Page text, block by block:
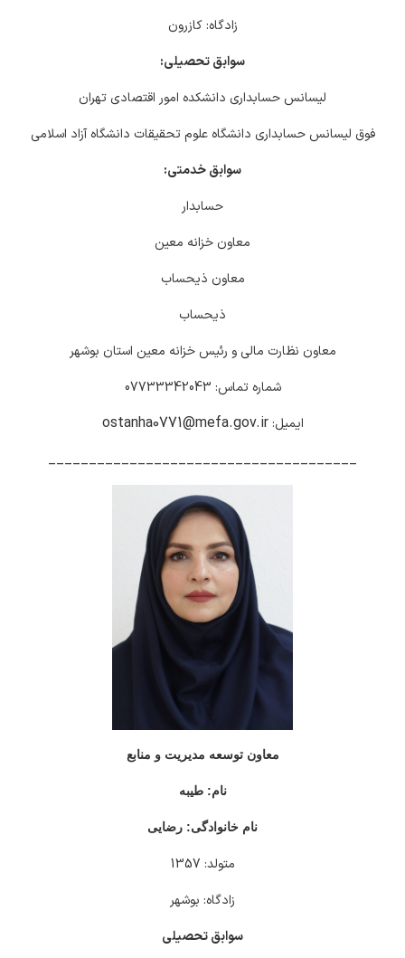
زادگاه: کازرون
سوابق تحصیلی:
لیسانس حسابداری دانشکده امور اقتصادی تهران
فوق لیسانس حسابداری دانشگاه علوم تحقیقات دانشگاه آزاد اسلامی
سوابق خدمتی:
حسابدار
معاون خزانه معین
معاون ذیحساب
ذیحساب
معاون نظارت مالی و رئیس خزانه معین استان بوشهر
شماره تماس: 07733342043
ایمیل:ostanha0771@mefa.gov.ir
______________________________________
معاون توسعه مدیریت و منابع
نام: طیبه
نام خانوادگی: رضایی
متولد: 1357
زادگاه: بوشهر
سوابق تحصیلی